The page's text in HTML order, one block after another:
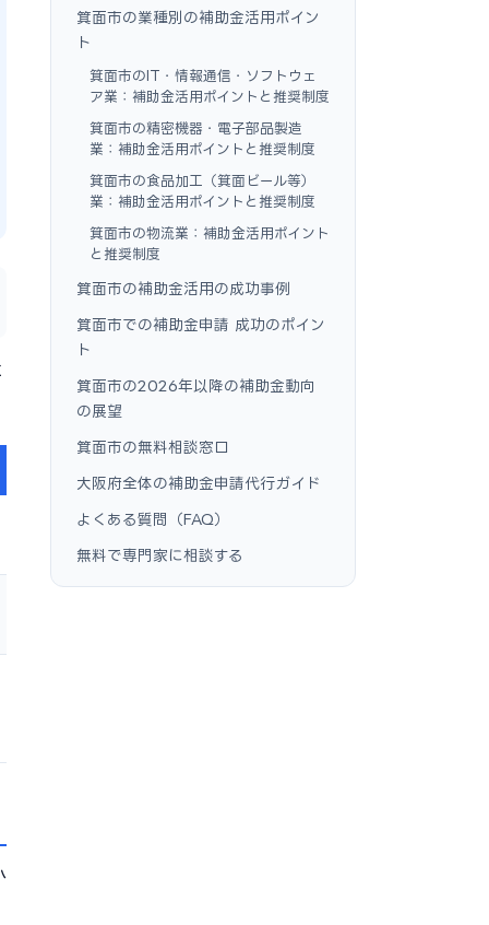
箕面市の業種別の補助金活用ポイン
ト
箕面市のIT・情報通信・ソフトウェ
ア業：補助金活用ポイントと推奨制度
箕面市の精密機器・電子部品製造
業：補助金活用ポイントと推奨制度
箕面市の食品加工（箕面ビール等）
業：補助金活用ポイントと推奨制度
箕面市の物流業：補助金活用ポイント
と推奨制度
箕面市の補助金活用の成功事例
箕面市での補助金申請 成功のポイン
ト
箕面市の2026年以降の補助金動向
の展望
箕面市の無料相談窓口
大阪府全体の補助金申請代行ガイド
よくある質問（FAQ）
無料で専門家に相談する